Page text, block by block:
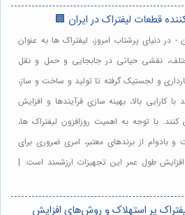
- در دنیای پرشتاب امروز، لیفتراک ها به عنوان
نقشی حیاتی در جابجایی و حمل و نقل
و لجستیک گرفته تا تولید و ساخت و ساز،
کارایی بالا، بهینه سازی فرآیندها و افزایش
با توجه به اهمیت روزافزون لیفتراک ها،
و بادوام از برندهای معتبر، امری ضروری برای
طول عمر این تجهیزات ارزشمند است. |
لیفتراک پر استهلاک و روش‌های افزایش